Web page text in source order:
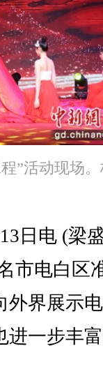
”活动现场
日电 (梁
市电白区
外界展示
进一步丰